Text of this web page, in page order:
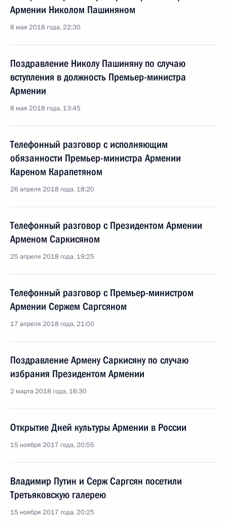
Армении Николом Пашиняном
8 мая 2018 года, 22:30
Поздравление Николу Пашиняну по случаю
вступления в должность Премьер-министра
Армении
8 мая 2018 года, 13:45
Телефонный разговор с исполняющим
обязанности Премьер-министра Армении
Кареном Карапетяном
26 апреля 2018 года, 18:20
Телефонный разговор с Президентом Армении
Арменом Саркисяном
25 апреля 2018 года, 19:25
Телефонный разговор с Премьер-министром
Армении Сержем Саргсяном
17 апреля 2018 года, 21:00
Поздравление Армену Саркисяну по случаю
избрания Президентом Армении
2 марта 2018 года, 16:30
Открытие Дней культуры Армении в России
15 ноября 2017 года, 20:55
Владимир Путин и Серж Саргсян посетили
Третьяковскую галерею
15 ноября 2017 года, 20:25